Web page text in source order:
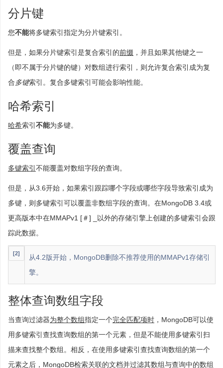
分片键
您不能将多键索引指定为分片键索引。
但是，如果分片键索引是复合索引的前缀 ，并且如果其他键之一
（即不属于分片键的键）对数组进行索引，则允许复合索引成为复
合多键索引。复合多键索引可能会影响性能。
哈希索引
哈希索引 不能为多键。
覆盖查询
多键索引 不能覆盖对数组字段的查询。
但是，从3.6开始，如果索引跟踪哪个字段或哪些字段导致索引成为
多键，则多键索引可以覆盖非数组字段的查询。在MongoDB 3.4或
更高版本中在MMAPv1 [＃] _以外的存储引擎上创建的多键索引会跟
踪此数据。
[2]
从4.2版开始，MongoDB删除不推荐使用的MMAPv1存储引
擎。
整体查询数组字段
当查询过滤器为整个数组指定一个完全匹配项时 ，MongoDB可以使
用多键索引查找查询数组的第一个元素，但是不能使用多键索引扫
描来查找整个数组。相反，在使用多键索引查找查询数组的第一个
元素之后，MongoDB检索关联的文档并过滤其数组与查询中的数组